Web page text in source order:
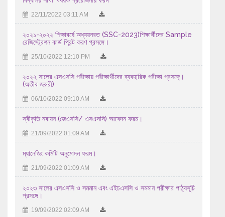
18/07/2026 01:07 AM
এইচএসসি পরীক্ষা -২০২৬ এর আগামী ১৮/৭/২০২৬ তারিখ শনিবার ...
17/07/2026 09:07 AM
এইচ এস সি-২০২৬ সালের পরীক্ষকের তালিকা (বিষয়ঃ ইংরেজি ১ম ...
15/07/2026 11:07 AM
এইচ এস সি-২০২৬ সালের পরীক্ষকের তালিকা (বিষয়ঃ বাংলা ২য় পত্র ...
13/07/2026 11:07 AM
২০২৫-২০২৬ শিক্ষাবর্ষে উচ্চ মাধ্যমিক পর্যায়ে অধ্যয়নরত ...
04/08/2026 11:08 AM
22/11/2022 03:11 AM
২০২১-২০২২ শিক্ষাবর্ষে অধ্যয়নরত (SSC-2023)শিক্ষার্থীদের Sample
রেজিস্ট্রেশন কার্ড প্রিন্ট করণ প্রসঙ্গে।
25/10/2022 12:10 PM
২০২২ সালের এসএসসি পরীক্ষায় পরীক্ষার্থীদের ব্যবহারিক পরীক্ষা প্রসঙ্গে্।
(অতীব জরূরী)
06/10/2022 09:10 AM
স্বীকৃতি নবায়ন (জেএসসি/ এসএসসি) আবেদন ফরম।
21/09/2022 01:09 AM
ম্যানেজিং কমিটি অনুমোদন ফরম।
21/09/2022 01:09 AM
২০২৩ সালের এসএসসি ও সমমান এবং এইচএসসি ও সমমান পরীক্ষার পাঠ্যসূচি
প্রসঙ্গে।
19/09/2022 02:09 AM